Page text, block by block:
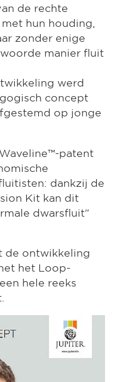
de rechte
hun houding,
zonder enige
manier fluit
werd
concept
op jonge
patent
dankzij de
Kit kan dit
dwarsfluit"
de ontwikkeling
het Loop-
hele reeks